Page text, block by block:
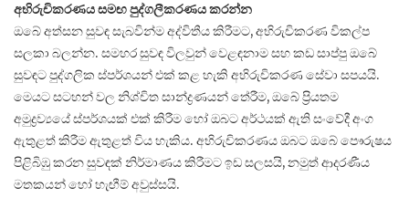
අභිරුචිකරණය සමඟ පුද්ගලීකරණය කරන්න
ඔබේ අත්සන සුවඳ සැබවින්ම අද්විතීය කිරීමට, අභිරුචිකරණ විකල්ප
සලකා බලන්න. සමහර සුවඳ විලවුන් වෙළඳනාම සහ කඩ සාප්පු ඔබේ
සුවඳට පුද්ගලික ස්පර්ශයන් එක් කළ හැකි අභිරුචිකරණ සේවා සපයයි.
මෙයට සටහන් වල නිශ්චිත සාන්ද්‍රණයන් තේරීම, ඔබේ ප්‍රියතම
අමුද්‍රව්‍යයේ ස්පර්ශයක් එක් කිරීම හෝ ඔබට අර්ථයක් ඇති සංවේදී අංග
ඇතුළත් කිරීම ඇතුළත් විය හැකිය. අභිරුචිකරණය ඔබට ඔබේ පෞරුෂය
පිළිබිඹු කරන සුවඳක් නිර්මාණය කිරීමට ඉඩ සලසයි, නමුත් ආදරණීය
මතකයන් හෝ හැඟීම් අවුස්සයි.